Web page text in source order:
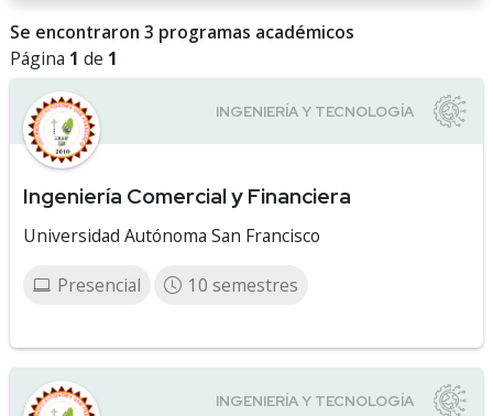
Se encontraron 3 programas académicos
Página 1 de 1
Ingeniería Comercial y Financiera
Universidad Autónoma San Francisco
Presencial 10 semestres